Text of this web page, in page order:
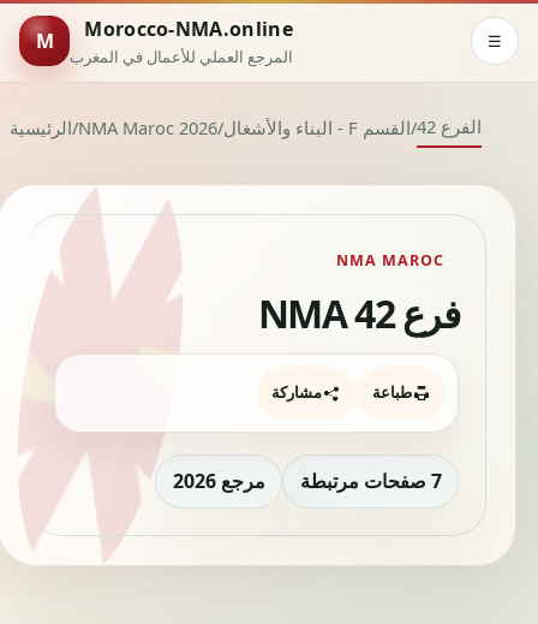
M Morocco-NMA.online
المرجع العملي للأعمال في المغرب
☰
الرئيسية/NMA Maroc 2026/ القسم F - البناء والأشغال/ الفرع 42
NMA MAROC
فرع NMA 42
طباعة مشاركة
7 صفحات مرتبطة مرجع 2026